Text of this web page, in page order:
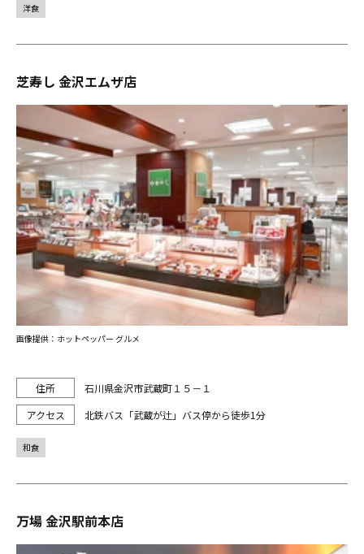
洋食
芝寿し 金沢エムザ店
石川県金沢市武蔵町１５－１
北鉄バス「武蔵が辻」バス停から徒歩1分
画像提供：ホットペッパー グルメ
和食
万場 金沢駅前本店